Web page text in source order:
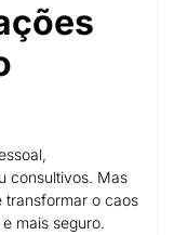
consultivos. Mas
transformar o caos
mais seguro.